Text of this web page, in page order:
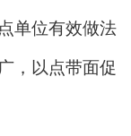
单位有效做法
，以点带面促